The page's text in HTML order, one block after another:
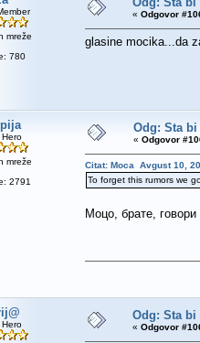
mreže
780
« Odgovor
glasine mocika...da
mreže
2791
Odg: Sta
« Odgovor
Citat: Moca Avgust 10,
To forget this rumors we
Моцо, брате,
Odg: Sta
« Odgovor